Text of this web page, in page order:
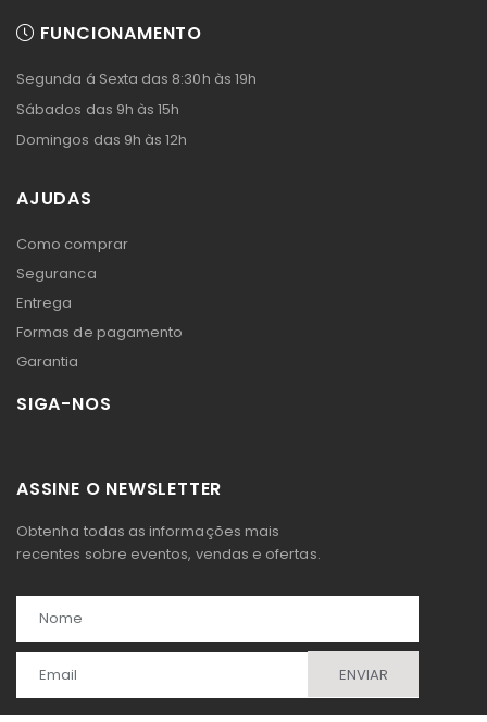
FUNCIONAMENTO
Segunda á Sexta das 8:30h às 19h
Sábados das 9h às 15h
Domingos das 9h às 12h
AJUDAS
Como comprar
Seguranca
Entrega
Formas de pagamento
Garantia
SIGA-NOS
ASSINE O NEWSLETTER
Obtenha todas as informações mais
recentes sobre eventos, vendas e ofertas.